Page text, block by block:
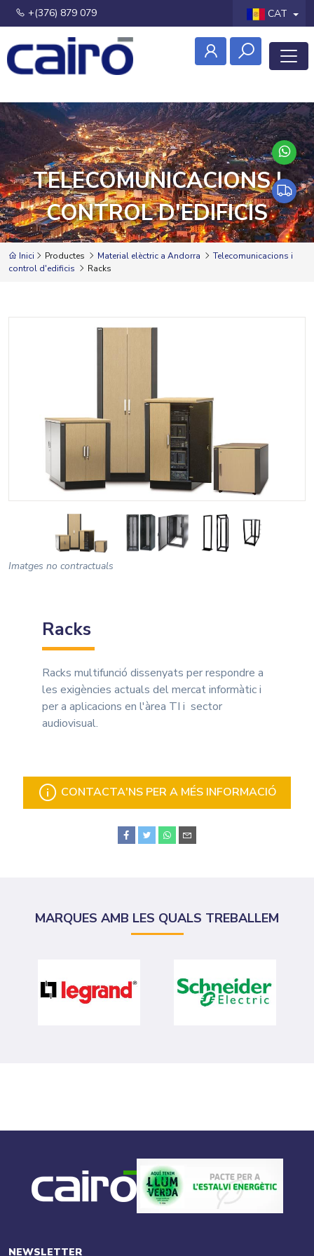
+(376) 879 079 CAT
TELECOMUNICACIONS I
CONTROL D'EDIFICIS
Inici Productes Material elèctric a Andorra
Telecomunicacions i
control d'edificis
Racks
Imatges no contractuals
Racks
Racks multifunció dissenyats per respondre a
les exigències actuals del mercat informàtic i
per a aplicacions en l'àrea TI i sector
audiovisual.
CONTACTA'NS PER A MÉS INFORMACIÓ
MARQUES AMB LES QUALS TREBALLEM
NEWSLETTER